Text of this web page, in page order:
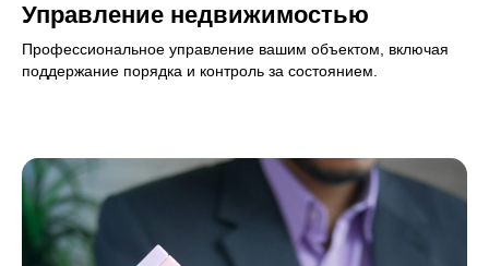
Управление недвижимостью
Профессиональное управление вашим объектом, включая
поддержание порядка и контроль за состоянием.